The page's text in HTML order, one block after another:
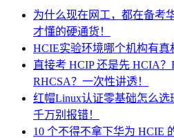
为什么现在网工，都在备考
才懂的硬通货！
HCIE实验环境哪个机构有真
直接考 HCIP 还是先 HCIA
RHCSA？一次性讲透！
红帽Linux认证零基础怎么选
千万别报错！
10 个不得不拿下华为 HCIE